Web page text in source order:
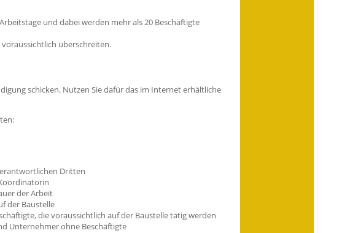
und dabei werden mehr als 20 Beschäftigte
überschreiten.
schicken. Nutzen Sie dafür das im Internet erhältliche
Dritten
der Arbeit
der Baustelle
die voraussichtlich auf der Baustelle tätig werden
Unternehmer ohne Beschäftigte